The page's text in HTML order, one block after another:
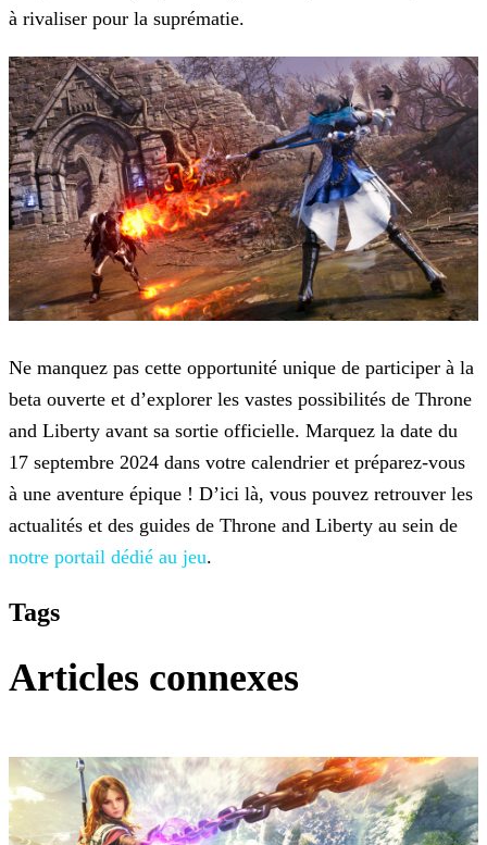
à rivaliser pour la suprématie.
Ne manquez pas cette opportunité unique de participer à la
beta ouverte et d’explorer les vastes possibilités de Throne
and Liberty avant sa sortie officielle. Marquez la date du
17 septembre 2024 dans votre calendrier et préparez-vous
à une aventure épique ! D’ici là, vous pouvez retrouver les
actualités et des guides de Throne and Liberty au sein de
notre portail dédié au jeu.
Tags
Articles connexes